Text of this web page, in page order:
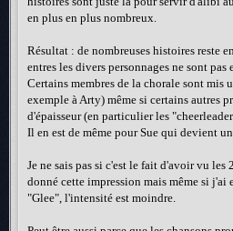
en plus en plus nombreux.
Résultat : de nombreuses histoires reste
entres les divers personnages ne sont
Certains membres de la chorale sont mis
exemple à Arty) même si certains autres
d'épaisseur (en particulier les
Il en est de même pour Sue qui devient
Je ne sais pas si c'est le fait d'avoir vu les
donné cette impression mais même si j'ai
"Glee", l'intensité est moindre.